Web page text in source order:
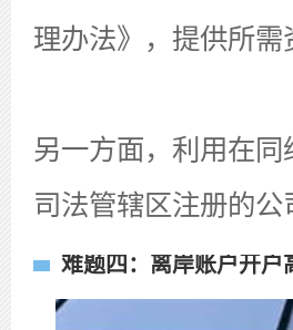
理办法》，提供所
另一方面，利用在
司法管辖区注册的
难题四：离岸账户开